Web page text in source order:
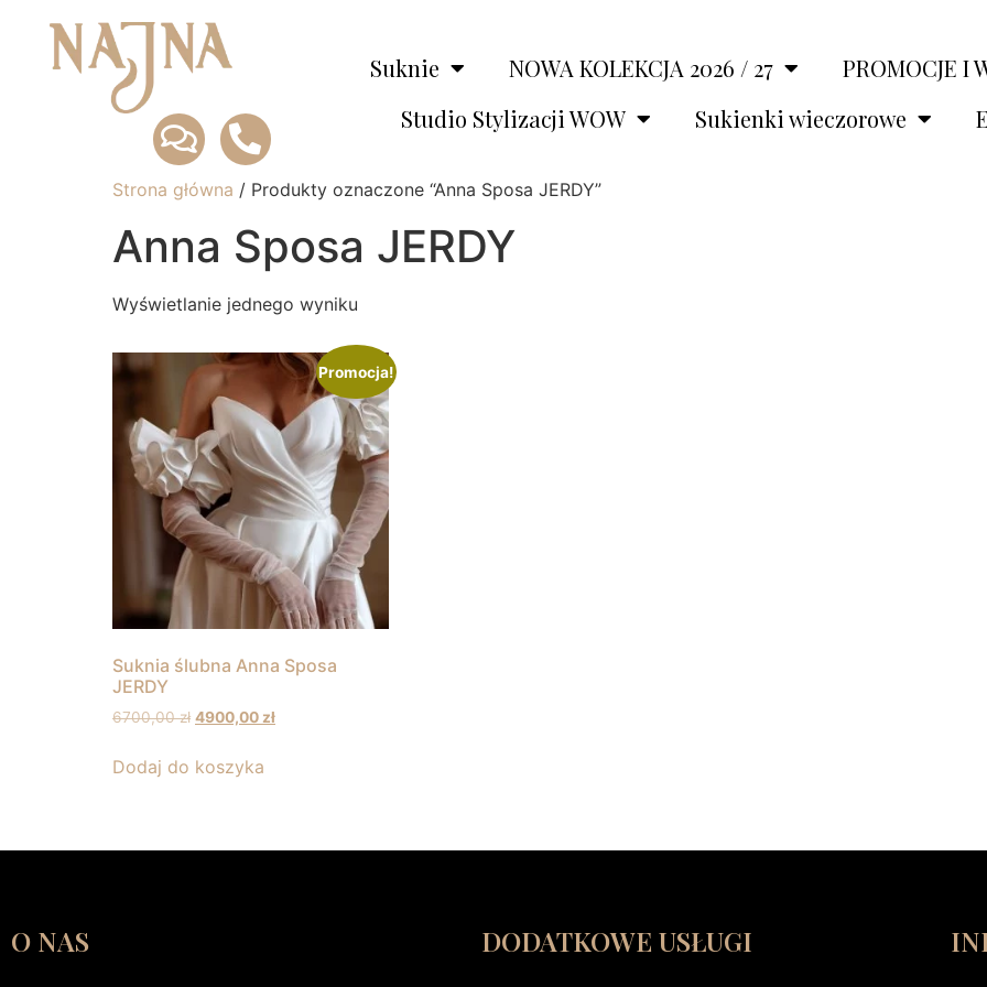
Suknie NOWA KOLEKCJA 2026 / 27
PROMOCJE I
Studio Stylizacji WOW
Sukienki wieczorowe
Strona główna / Produkty oznaczone “Anna Sposa JERDY”
Anna Sposa JERDY
Wyświetlanie jednego wyniku
Promocja!
Suknia ślubna Anna Sposa
JERDY
6700,00zł 4900,00 zł
Dodaj do koszyka
O NAS DODATKOWE USŁUGI